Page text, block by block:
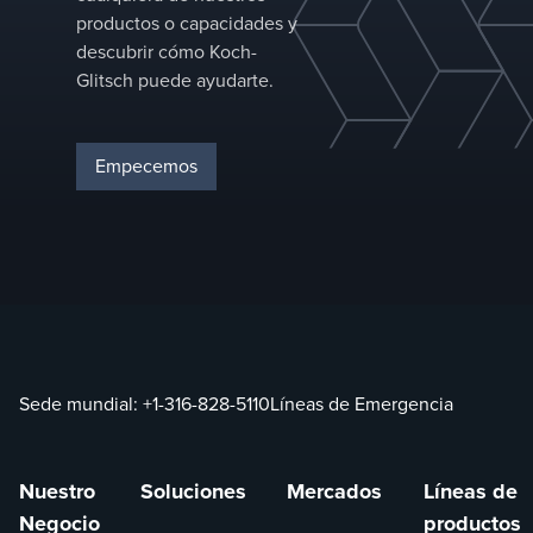
productos o capacidades y
descubrir cómo Koch-
Glitsch puede ayudarte.
Empecemos
Sede mundial: +1-316-828-5110Líneas de Emergencia
Nuestro
Negocio
Soluciones Mercados
Líneas de
productos